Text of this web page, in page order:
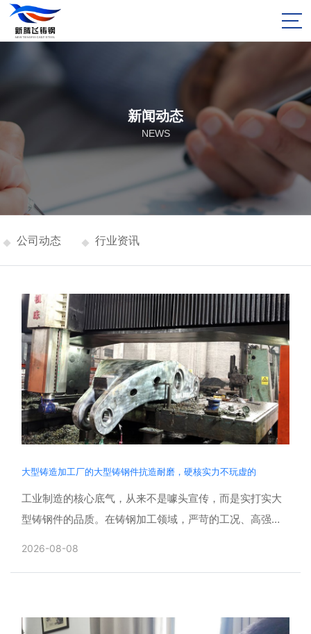
新闻动态
NEWS
公司动态 行业资讯
大型铸造加工厂的大型铸钢件抗造耐磨，硬核实力不玩虚的
工业制造的核心底气，从来不是噱头宣传，而是实打实大
型铸钢件的品质。在铸钢加工领域，严苛的工况、高强度
2026-08-08